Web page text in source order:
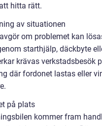
hitta rätt.
av situationen
om problemet kan
starthjälp, däckbyte
krävas verkstadsbesök
där fordonet lastas eller
på plats
kommer fram